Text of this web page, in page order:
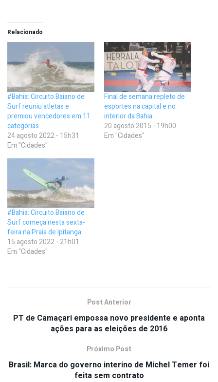
Relacionado
#Bahia: Circuito Baiano de
Surf reuniu atletas e
premiou vencedores em 11
categorias
24 agosto 2022 - 15h31
Em "Cidades"
Final de semana repleto de
esportes na capital e no
interior da Bahia
20 agosto 2015 - 19h00
Em "Cidades"
#Bahia: Circuito Baiano de
Surf começa nesta sexta-
feira na Praia de Ipitanga
15 agosto 2022 - 21h01
Em "Cidades"
Post Anterior
PT de Camaçari empossa novo presidente e aponta
ações para as eleições de 2016
Próximo Post
Brasil: Marca do governo interino de Michel Temer foi
feita sem contrato